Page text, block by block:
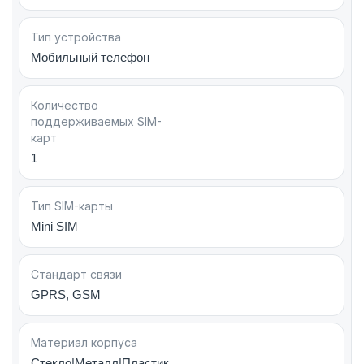
Два цветных дисплея
Основной дисплей: 2.2 дюйма
Тип: TFT
Отображение до 262 тысяч цветов
Внешний дисплей: TFT, 240 × 320 пикселей
Внешний экран позволяет просматривать
уведомления, время и управлять некоторыми
функциями телефона, не открывая устройство.
Тип устройства
Мобильный телефон
Количество
поддерживаемых SIM-
карт
1
Тип SIM-карты
Mini SIM
Стандарт связи
GPRS, GSM
Материал корпуса